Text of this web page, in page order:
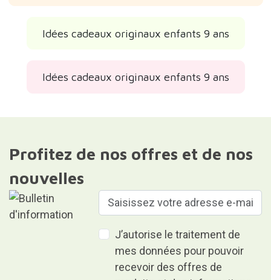
Idées cadeaux originaux enfants 9 ans
Idées cadeaux originaux enfants 9 ans
Profitez de nos offres et de nos
nouvelles
J’autorise le traitement de
mes données pour pouvoir
recevoir des offres de